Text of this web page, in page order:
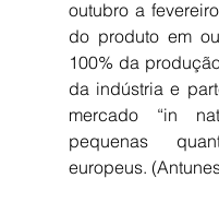
outubro a
do produto em
100% da
da indústria e
mercado “in
pequenas
europeus.